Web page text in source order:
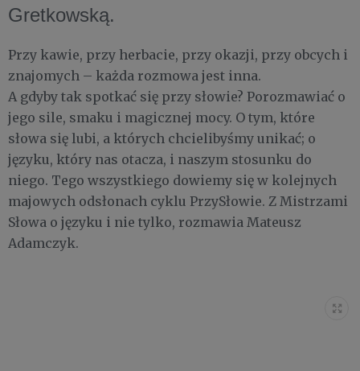
Gretkowską.
Przy kawie, przy herbacie, przy okazji, przy obcych i
znajomych – każda rozmowa jest inna.
A gdyby tak spotkać się przy słowie? Porozmawiać o
jego sile, smaku i magicznej mocy. O tym, które
słowa się lubi, a których chcielibyśmy unikać; o
języku, który nas otacza, i naszym stosunku do
niego. Tego wszystkiego dowiemy się w kolejnych
majowych odsłonach cyklu PrzySłowie. Z Mistrzami
Słowa o języku i nie tylko, rozmawia Mateusz
Adamczyk.